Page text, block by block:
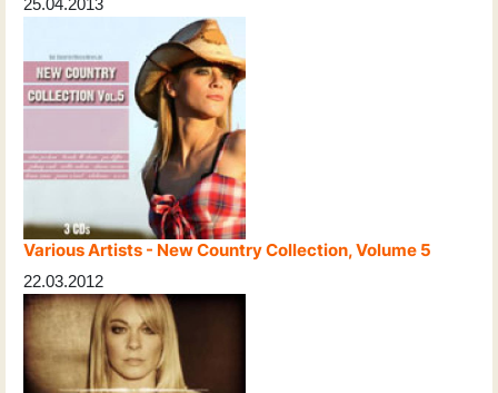
25.04.2013
Various Artists - New Country Collection, Volume 5
22.03.2012